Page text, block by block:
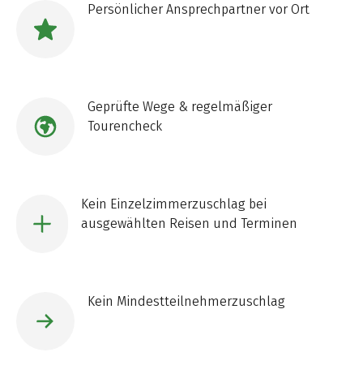
Persönlicher Ansprechpartner vor Ort
Geprüfte Wege & regelmäßiger
Tourencheck
Kein Einzelzimmerzuschlag bei
ausgewählten Reisen und Terminen
Kein Mindestteilnehmerzuschlag